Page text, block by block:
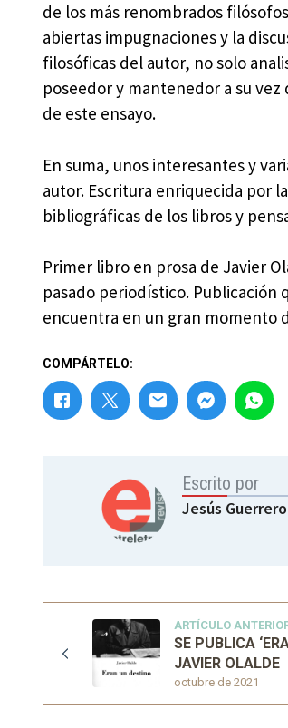
de los más renombrados
abiertas impugnaciones y la
filosóficas del autor, no solo
poseedor y mantenedor a su
de este ensayo.
En suma, unos interesantes y
autor. Escritura enriquecida por
bibliográficas de los libros y
Primer libro en prosa de Javier
pasado periodístico. Publicación
encuentra en un gran momento
COMPÁRTELO:
Escrito por
Jesús Guerrero
ARTÍCULO
octubre de 2021
SE PUBLICA
JAVIER OLALDE